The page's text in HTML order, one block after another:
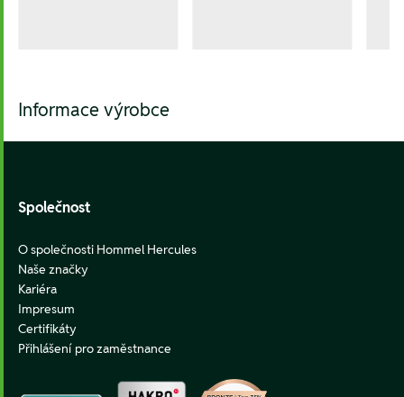
Informace výrobce
Společnost
O společnosti Hommel Hercules
Naše značky
Kariéra
Impresum
Certifikáty
Přihlášení pro zaměstnance